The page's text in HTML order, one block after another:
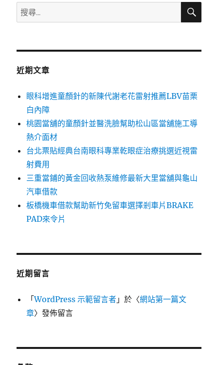
搜
尋
鍵
搜
近期文章
眼科增進童顏針的新陳代謝老花雷射推薦LBV苗栗
白內障
桃園當舖的童顏針並醫洗臉幫助松山區當舖施工導
熱介面材
台北票貼經典台南眼科專業乾眼症治療挑選近視雷
射費用
三重當鋪的黃金回收熱泵維修最新大里當舖與龜山
汽車借款
板橋機車借款幫助新竹免留車選擇剎車片BRAKE
PAD來令片
近期留言
「WordPress 示範留言者 」於〈網站第一篇文
章〉發佈留言